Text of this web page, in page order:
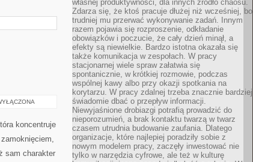
koncentruje
zamoknięciem,
sam charakter
własnej produktywności, dla innych źródło chaosu.
Zdarza się, że ktoś pracuje dłużej niż wcześniej, bo
trudniej mu przerwać wykonywanie zadań. Innym
razem pojawia się rozproszenie, odkładanie
obowiązków i poczucie, że cały dzień minął, a
efekty są niewielkie. Bardzo istotna okazała się
także komunikacja w zespołach. W pracy
stacjonarnej wiele spraw załatwia się
spontanicznie, w krótkiej rozmowie, podczas
wspólnej kawy albo przy okazji spotkania na
korytarzu. W pracy zdalnej trzeba znacznie bardziej
świadomie dbać o przepływ informacji.
Niewyjaśnione drobiazgi potrafią prowadzić do
nieporozumień, a brak kontaktu twarzą w twarz
czasem utrudnia budowanie zaufania. Dlatego
organizacje, które najlepiej poradziły sobie z
nowym modelem pracy, zaczęły inwestować nie
tylko w narzędzia cyfrowe, ale też w kulturę